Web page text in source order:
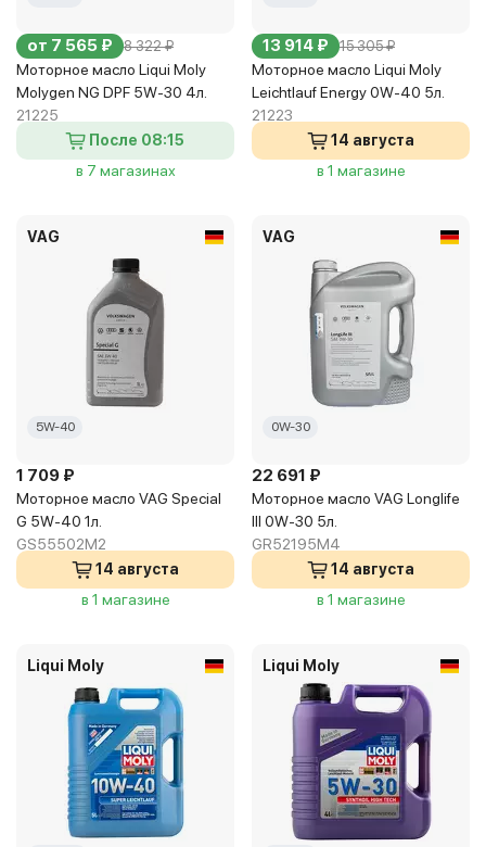
от 7 565 ₽ 8 322 ₽
Моторное масло Liqui Moly
Molygen NG DPF 5W-30 4л.
21225
После 08:15
в 7 магазинах
13 914 ₽ 15 305 ₽
Моторное масло Liqui Moly
Leichtlauf Energy 0W-40 5л.
21223
14 августа
в 1 магазине
VAG
5W-40
1 709 ₽
Моторное масло VAG Special
G 5W-40 1л.
GS55502M2
14 августа
в 1 магазине
VAG
0W-30
22 691 ₽
Моторное масло VAG Longlife
III 0W-30 5л.
GR52195M4
14 августа
в 1 магазине
Liqui Moly Liqui Moly